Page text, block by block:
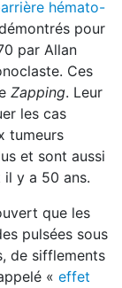
hémato-
pour
par Allan
Ces
Zapping. Leur
les cas
tumeurs
et sont aussi
y a 50 ans.
que les
pulsées sous
de sifflements
« effet